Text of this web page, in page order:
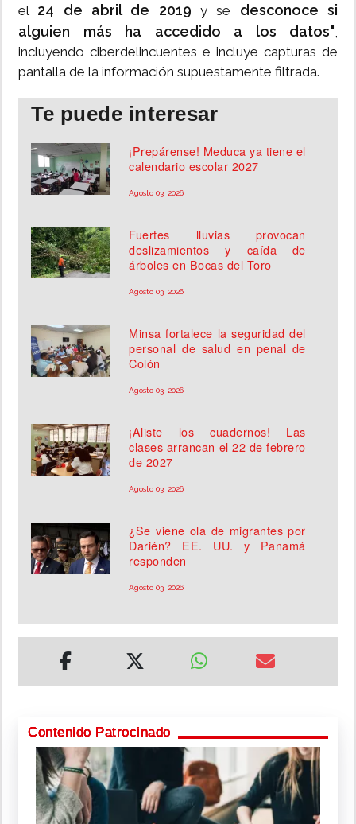
el 24 de abril de 2019 y se desconoce si
alguien más ha accedido a los datos",
incluyendo ciberdelincuentes e incluye capturas de
pantalla de la información supuestamente filtrada.
Te puede interesar
¡Prepárense! Meduca ya tiene el
calendario escolar 2027
Agosto 03, 2026
Fuertes lluvias provocan
deslizamientos y caída de
árboles en Bocas del Toro
Agosto 03, 2026
Minsa fortalece la seguridad del
personal de salud en penal de
Colón
Agosto 03, 2026
¡Aliste los cuadernos! Las
clases arrancan el 22 de febrero
de 2027
Agosto 03, 2026
¿Se viene ola de migrantes por
Darién? EE. UU. y Panamá
responden
Agosto 03, 2026
Contenido Patrocinado